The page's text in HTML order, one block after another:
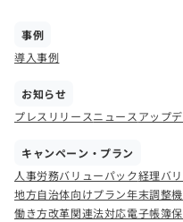
事例
導入事例
お知らせ
プレスリリースニュース アップ
キャンペーン・プラン
人事労務バリューパック経理バ
地方自治体向けプラン年末調整
働き方改革関連法対応電子帳簿